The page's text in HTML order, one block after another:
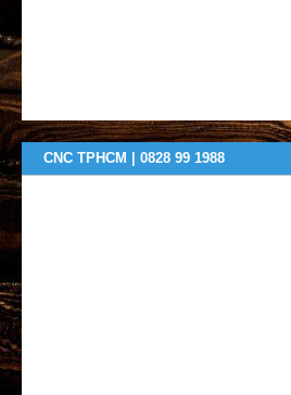
CNC TPHCM | 0828 99 1988